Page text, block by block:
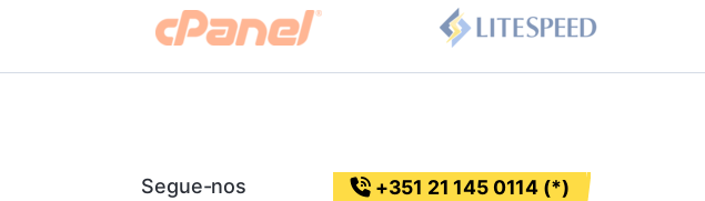
Segue-nos +351 21 145 0114 (*)